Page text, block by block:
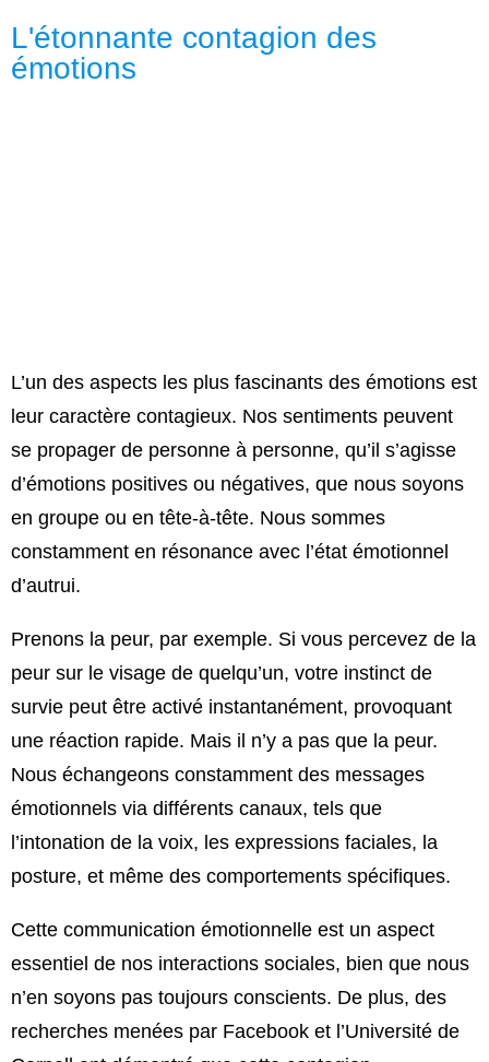
L'étonnante contagion des
émotions
L’un des aspects les plus fascinants des émotions est
leur caractère contagieux. Nos sentiments peuvent
se propager de personne à personne, qu’il s’agisse
d’émotions positives ou négatives, que nous soyons
en groupe ou en tête-à-tête. Nous sommes
constamment en résonance avec l’état émotionnel
d’autrui.
Prenons la peur, par exemple. Si vous percevez de la
peur sur le visage de quelqu’un, votre instinct de
survie peut être activé instantanément, provoquant
une réaction rapide. Mais il n’y a pas que la peur.
Nous échangeons constamment des messages
émotionnels via différents canaux, tels que
l’intonation de la voix, les expressions faciales, la
posture, et même des comportements spécifiques.
Cette communication émotionnelle est un aspect
essentiel de nos interactions sociales, bien que nous
n’en soyons pas toujours conscients. De plus, des
recherches menées par Facebook et l’Université de